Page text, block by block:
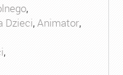
,
Dzieci,Animator,
,